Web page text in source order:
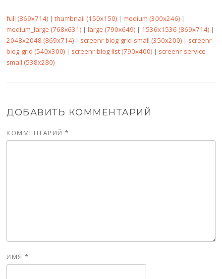
full (869x714) |thumbnail (150x150) |medium (300x246) |
medium_large (768x631) |large (790x649) | 1536x1536 (869x714) |
2048x2048 (869x714) | screenr-blog-grid-small (350x200) | screenr-
blog-grid (540x300) | screenr-blog-list (790x400) | screenr-service-
small (538x280)
ДОБАВИТЬ КОММЕНТАРИЙ
КОММЕНТАРИЙ*
ИМЯ*